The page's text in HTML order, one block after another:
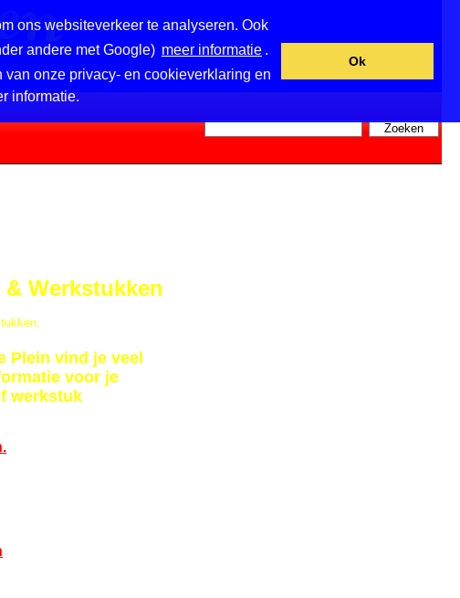
ons websiteverkeer te analyseren. Ook
andere met Google) meer informatie .
onze privacy- en cookieverklaring en
informatie.
Ok
& Werkstukken
Plein vind je veel
voor je
werkstuk